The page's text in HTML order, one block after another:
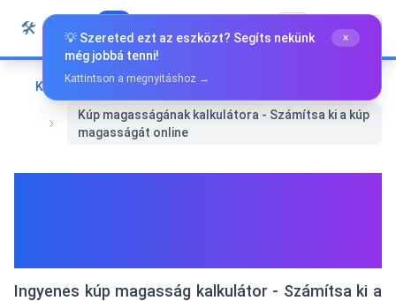
Ugrás a tartalomra
🛠️ Magyar
Kezdőlap
Matematika és Geometria
Kúp magasságának kalkulátora - Számítsa ki a kúp
magasságát online
Ingyenes kúp magasság kalkulátor - Számítsa ki a
💡 Szereted ezt az eszközt? Segíts nekünk
még jobbá tenni!
×
Kattintson a megnyitáshoz →